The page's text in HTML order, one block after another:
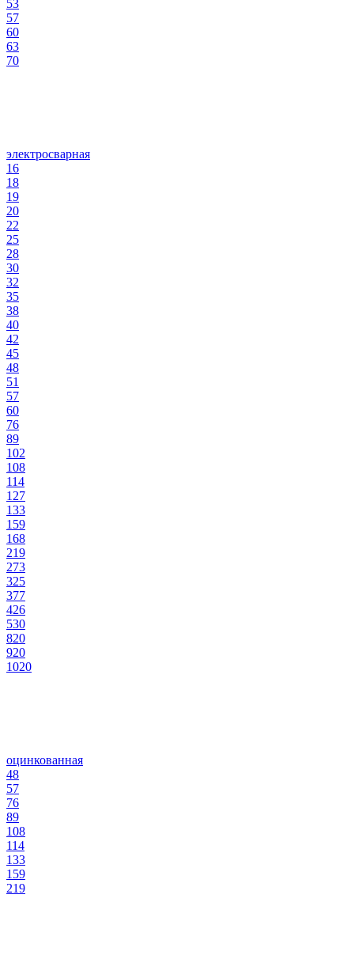
53
57
60
63
70
электросварная
16
18
19
20
22
25
28
30
32
35
38
40
42
45
48
51
57
60
76
89
102
108
114
127
133
159
168
219
273
325
377
426
530
820
920
1020
оцинкованная
48
57
76
89
108
114
133
159
219